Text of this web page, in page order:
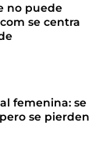
no puede
se centra
femenina: se
se pierden